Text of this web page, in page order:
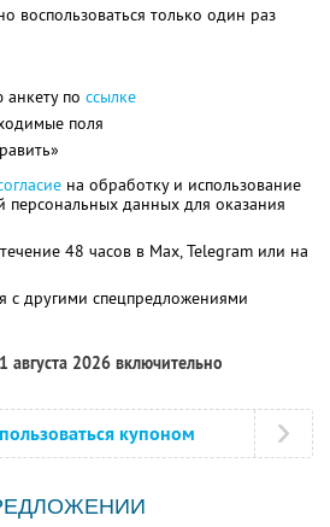
только один раз
анкету по ссылке
поля
на обработку и использование
персональных данных для оказания
48 часов в Max, Telegram или на
с другими спецпредложениями
августа 2026 включительно
купоном